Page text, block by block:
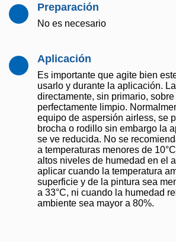
Preparación
No es necesario
Aplicación
Es importante que agite bien
usarlo y durante la aplicación.
directamente, sin primario,
perfectamente limpio.
equipo de aspersión airless, se
brocha o rodillo sin embargo la
se ve reducida. No se
a temperaturas menores de
altos niveles de humedad en el
aplicar cuando la temperatura
superficie y de la pintura sea
a 33°C, ni cuando la humedad
ambiente sea mayor a 80%.